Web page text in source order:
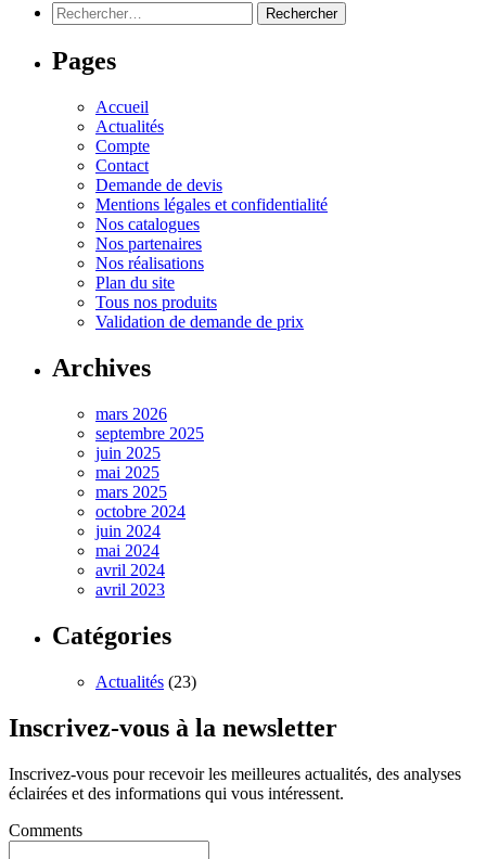
Rechercher :
Pages
Accueil
Actualités
Compte
Contact
Demande de devis
Mentions légales et confidentialité
Nos catalogues
Nos partenaires
Nos réalisations
Plan du site
Tous nos produits
Validation de demande de prix
Archives
mars 2026
septembre 2025
juin 2025
mai 2025
mars 2025
octobre 2024
juin 2024
mai 2024
avril 2024
avril 2023
Catégories
Actualités (23)
Inscrivez-vous à la newsletter
Inscrivez-vous pour recevoir les meilleures actualités, des analyses
éclairées et des informations qui vous intéressent.
Comments